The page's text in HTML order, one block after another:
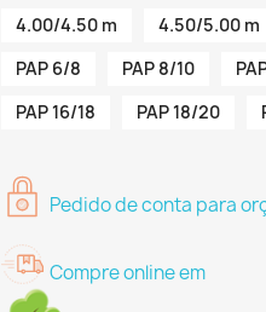
4.00/4.50 m
4.50/5.00 m
PAP 6/8
PAP 8/10
PAP 16/18
PAP 18/20
Pedido de conta para
Compre online em